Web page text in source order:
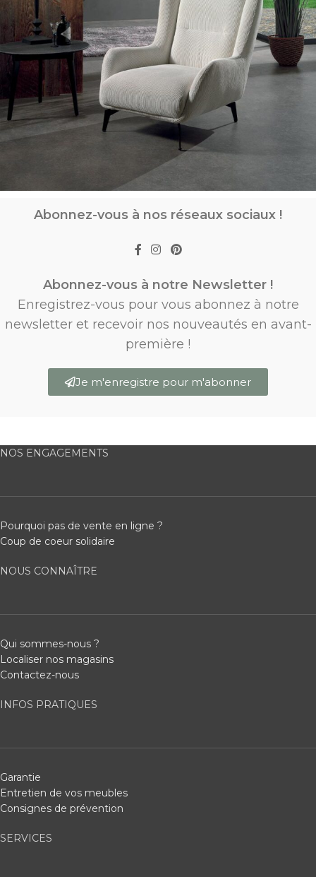
Abonnez-vous à nos réseaux sociaux !
Abonnez-vous à notre Newsletter !
Enregistrez-vous pour vous abonnez à notre
newsletter et recevoir nos nouveautés en avant-
première !
Je m'enregistre pour m'abonner
NOS ENGAGEMENTS
Pourquoi pas de vente en ligne ?
Coup de coeur solidaire
NOUS CONNAÎTRE
Qui sommes-nous ?
Localiser nos magasins
Contactez-nous
INFOS PRATIQUES
Garantie
Entretien de vos meubles
Consignes de prévention
SERVICES